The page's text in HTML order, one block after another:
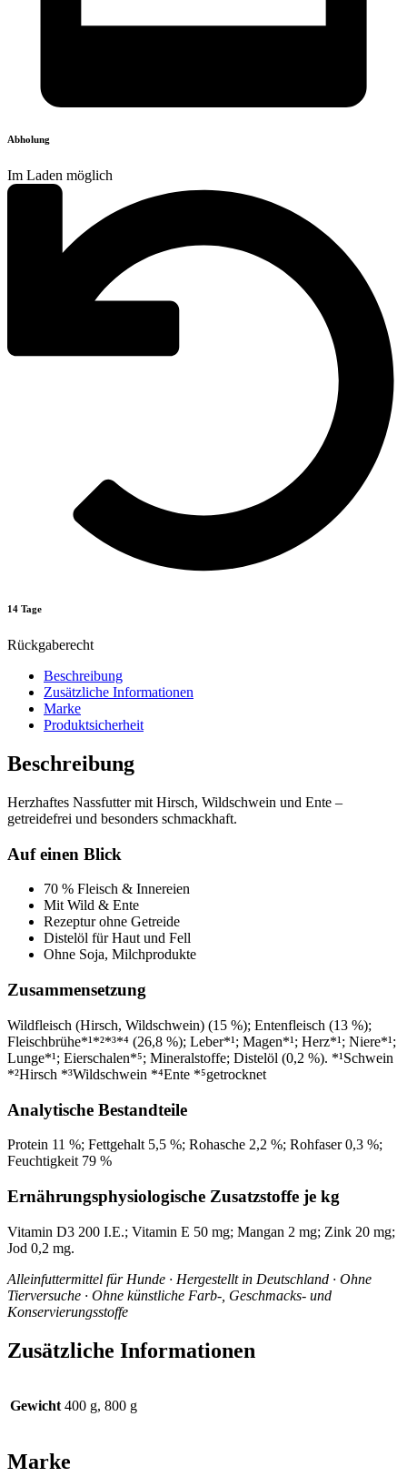
Abholung
Im Laden möglich
14 Tage
Rückgaberecht
Beschreibung
Zusätzliche Informationen
Marke
Produktsicherheit
Beschreibung
Herzhaftes Nassfutter mit Hirsch, Wildschwein und Ente –
getreidefrei und besonders schmackhaft.
Auf einen Blick
70 % Fleisch & Innereien
Mit Wild & Ente
Rezeptur ohne Getreide
Distelöl für Haut und Fell
Ohne Soja, Milchprodukte
Zusammensetzung
Wildfleisch (Hirsch, Wildschwein) (15 %); Entenfleisch (13 %);
Fleischbrühe*¹*²*³*⁴ (26,8 %); Leber*¹; Magen*¹; Herz*¹; Niere*¹;
Lunge*¹; Eierschalen*⁵; Mineralstoffe; Distelöl (0,2 %). *¹Schwein
*²Hirsch *³Wildschwein *⁴Ente *⁵getrocknet
Analytische Bestandteile
Protein 11 %; Fettgehalt 5,5 %; Rohasche 2,2 %; Rohfaser 0,3 %;
Feuchtigkeit 79 %
Ernährungsphysiologische Zusatzstoffe je kg
Vitamin D3 200 I.E.; Vitamin E 50 mg; Mangan 2 mg; Zink 20 mg;
Jod 0,2 mg.
Alleinfuttermittel für Hunde · Hergestellt in Deutschland · Ohne
Tierversuche · Ohne künstliche Farb-, Geschmacks- und
Konservierungsstoffe
Zusätzliche Informationen
Gewicht 400 g, 800 g
Marke